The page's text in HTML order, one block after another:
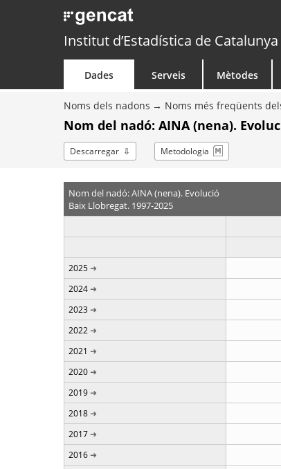
Institut d’Estadística de Catalunya
Dades Serveis Mètodes
Noms dels nadons Noms més freqüents
Nom del nadó: AINA (nena).
Descarregar Metodologia
Nom del nadó: AINA (nena). Evolució
Baix Llobregat. 1997-2025
2025
2024
2023
2022
2021
2020
2019
2018
2017
2016